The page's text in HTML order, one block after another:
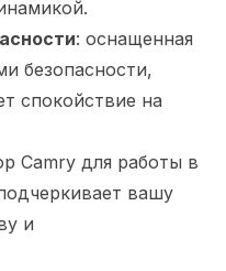
: оснащенная
безопасности,
спокойствие на
Camry для работы в
вашу
и